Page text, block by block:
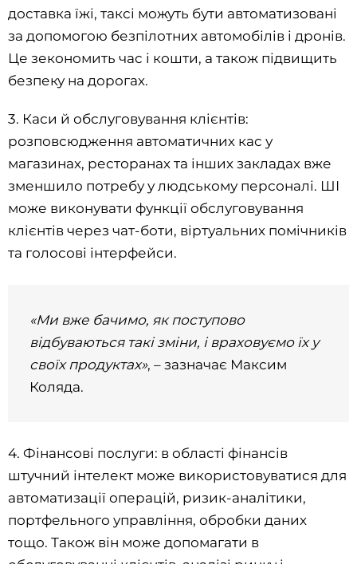
доставка їжі, таксі можуть бути автоматизовані
за допомогою безпілотних автомобілів і дронів.
Це зекономить час і кошти, а також підвищить
безпеку на дорогах.
3. Каси й обслуговування клієнтів:
розповсюдження автоматичних кас у
магазинах, ресторанах та інших закладах вже
зменшило потребу у людському персоналі. ШІ
може виконувати функції обслуговування
клієнтів через чат-боти, віртуальних помічників
та голосові інтерфейси.
«Ми вже бачимо, як поступово
відбуваються такі зміни, і враховуємо їх у
своїх продуктах», – зазначає Максим
Коляда.
4. Фінансові послуги: в області фінансів
штучний інтелект може використовуватися для
автоматизації операцій, ризик-аналітики,
портфельного управління, обробки даних
тощо. Також він може допомагати в